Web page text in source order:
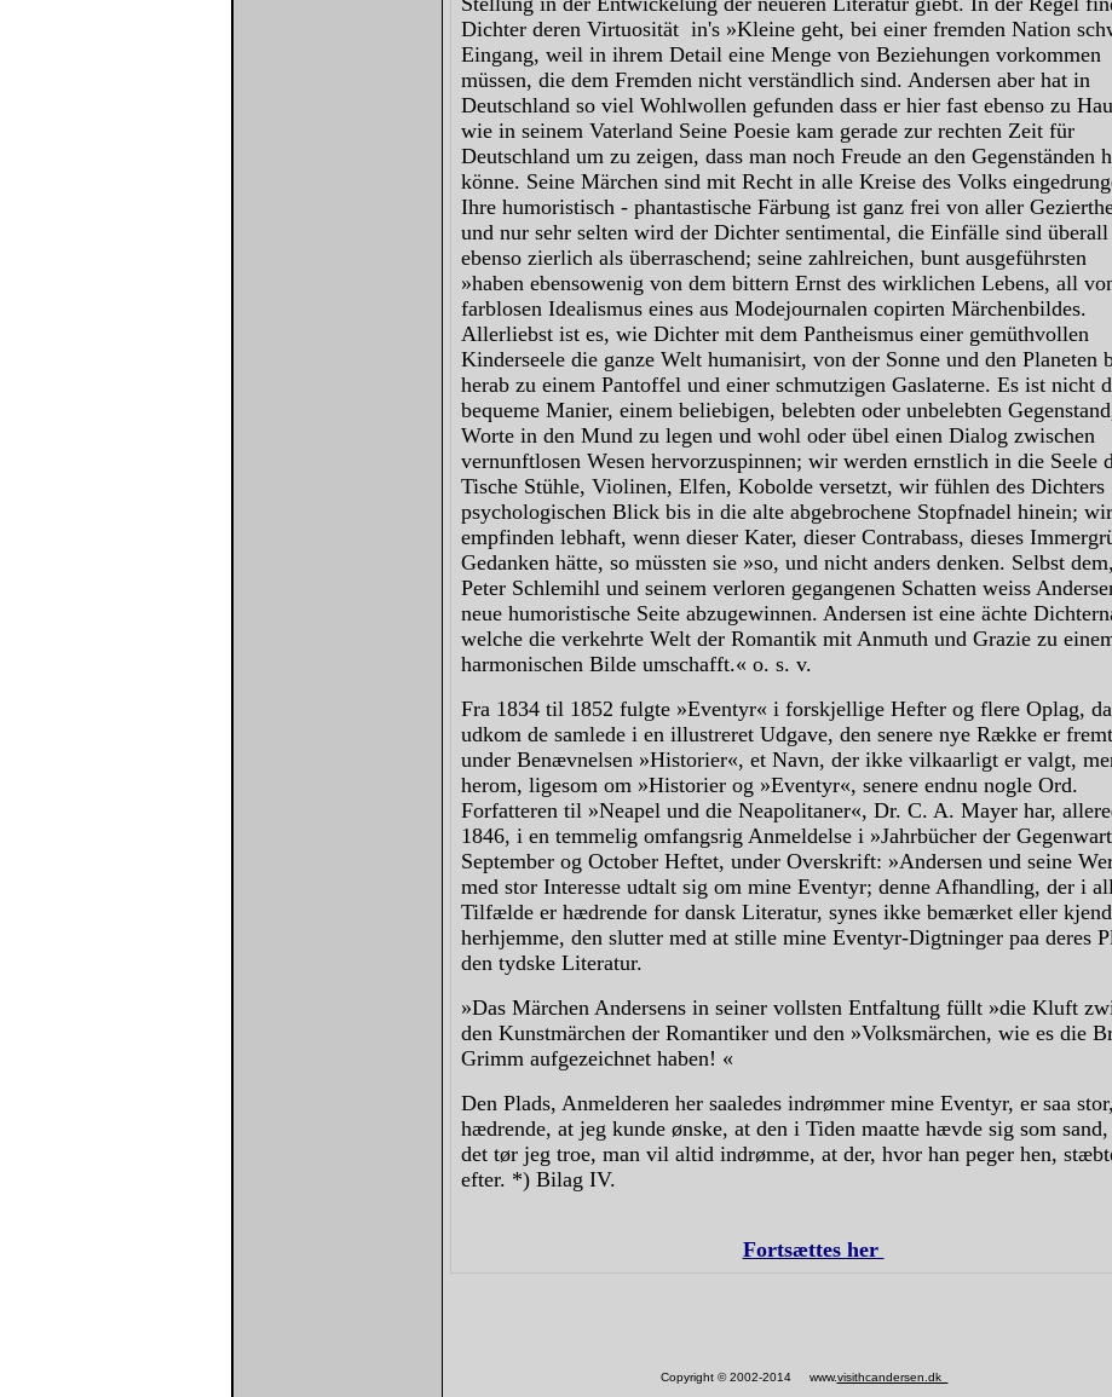
Dichter deren Virtuosität in's »Kleine geht, bei einer fremden Nation
Eingang, weil in ihrem Detail eine Menge von Beziehungen vorkommen
müssen, die dem Fremden nicht verständlich sind. Andersen aber hat in
Deutschland so viel Wohlwollen gefunden dass er hier fast ebenso zu
wie in seinem Vaterland Seine Poesie kam gerade zur rechten Zeit für
Deutschland um zu zeigen, dass man noch Freude an den Gegenständen
könne. Seine Märchen sind mit Recht in alle Kreise des Volks
Ihre humoristisch - phantastische Färbung ist ganz frei von aller
und nur sehr selten wird der Dichter sentimental, die Einfälle sind überall
ebenso zierlich als überraschend; seine zahlreichen, bunt ausgeführsten
»haben ebensowenig von dem bittern Ernst des wirklichen Lebens, all
farblosen Idealismus eines aus Modejournalen copirten Märchenbildes.
Allerliebst ist es, wie Dichter mit dem Pantheismus einer gemüthvollen
Kinderseele die ganze Welt humanisirt, von der Sonne und den Planeten
herab zu einem Pantoffel und einer schmutzigen Gaslaterne. Es ist nicht
bequeme Manier, einem beliebigen, belebten oder unbelebten
Worte in den Mund zu legen und wohl oder übel einen Dialog zwischen
vernunftlosen Wesen hervorzuspinnen; wir werden ernstlich in die Seele
Tische Stühle, Violinen, Elfen, Kobolde versetzt, wir fühlen des Dichters
psychologischen Blick bis in die alte abgebrochene Stopfnadel hinein; wir
empfinden lebhaft, wenn dieser Kater, dieser Contrabass, dieses
Gedanken hätte, so müssten sie »so, und nicht anders denken. Selbst
Peter Schlemihl und seinem verloren gegangenen Schatten weiss
neue humoristische Seite abzugewinnen. Andersen ist eine ächte
welche die verkehrte Welt der Romantik mit Anmuth und Grazie zu
harmonischen Bilde umschafft.« o. s. v.
Fra 1834 til 1852 fulgte »Eventyr« i forskjellige Hefter og flere Oplag, da
udkom de samlede i en illustreret Udgave, den senere nye Række er
under Benævnelsen »Historier«, et Navn, der ikke vilkaarligt er valgt,
herom, ligesom om »Historier og »Eventyr«, senere endnu nogle Ord.
Forfatteren til »Neapel und die Neapolitaner«, Dr. C. A. Mayer har,
1846, i en temmelig omfangsrig Anmeldelse i »Jahrbücher der
September og October Heftet, under Overskrift: »Andersen und seine
med stor Interesse udtalt sig om mine Eventyr; denne Afhandling, der i
Tilfælde er hædrende for dansk Literatur, synes ikke bemærket eller
herhjemme, den slutter med at stille mine Eventyr-Digtninger paa deres
den tydske Literatur.
»Das Märchen Andersens in seiner vollsten Entfaltung füllt »die Kluft
den Kunstmärchen der Romantiker und den »Volksmärchen, wie es die
Grimm aufgezeichnet haben! «
Den Plads, Anmelderen her saaledes indrømmer mine Eventyr, er saa
hædrende, at jeg kunde ønske, at den i Tiden maatte hævde sig som sand,
det tør jeg troe, man vil altid indrømme, at der, hvor han peger hen,
efter. *) Bilag IV.
Fortsættes her
Copyright © 2002-2014 www.visithcandersen.dk